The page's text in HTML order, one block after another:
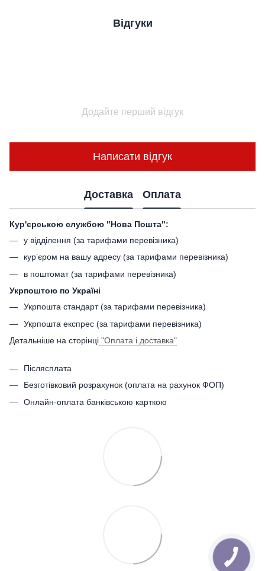
Відгуки
Додайте перший відгук
Написати відгук
Доставка Оплата
Кур'єрською службою "Нова Пошта":
у відділення (за тарифами перевізника)
кур’єром на вашу адресу (за тарифами перевізника)
в поштомат (за тарифами перевізника)
Укрпоштою по Україні
Укрпошта стандарт (за тарифами перевізника)
Укрпошта експрес (за тарифами перевізника)
Детальніше на сторінці "Оплата і доставка"
Післясплата
Безготівковий розрахунок (оплата на рахунок ФОП)
Онлайн-оплата банківською карткою